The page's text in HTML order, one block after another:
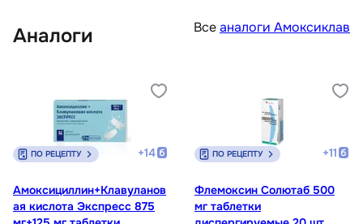
Аналоги Всеаналоги Амоксиклав
ПО РЕЦЕПТУ +14
Амоксициллин+Клавуланов
ая кислота Экспресс 875
ПО РЕЦЕПТУ +11
Флемоксин Солютаб 500
мг таблетки